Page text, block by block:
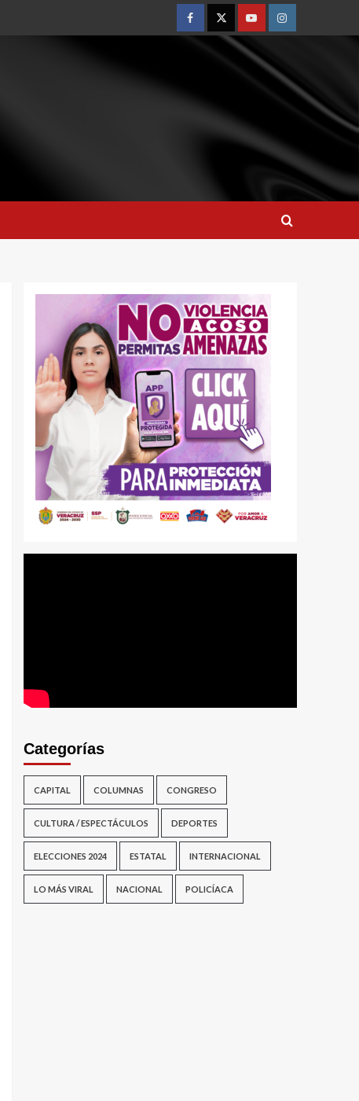
Categorías
CAPITAL COLUMNAS CONGRESO
CULTURA / ESPECTÁCULOS DEPORTES
ELECCIONES 2024 ESTATAL INTERNACIONAL
LO MÁS VIRAL NACIONAL POLICÍACA